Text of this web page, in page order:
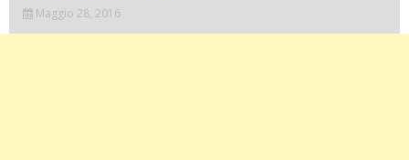
Maggio 28, 2016